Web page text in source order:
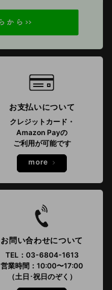
お支払いについて
クレジットカード・
Amazon Payの
ご利用が可能です
more
お問い合わせについて
TEL：03-6804-1613
営業時間：10:00〜17:00
（土日･祝日のぞく）